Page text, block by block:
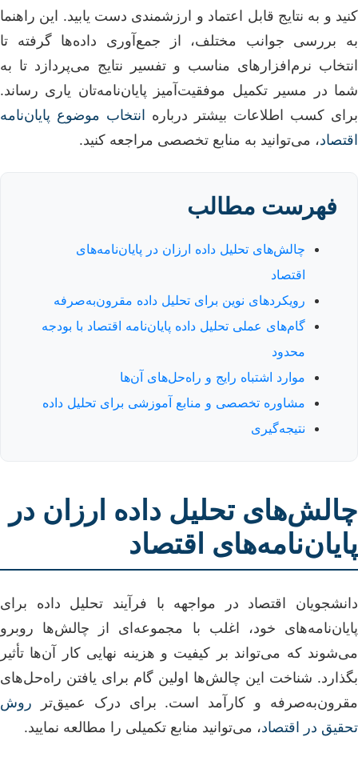
کنید و به نتایج قابل اعتماد و ارزشمندی دست یابید. این راهنما
به بررسی جوانب مختلف، از جمع‌آوری داده‌ها گرفته تا
انتخاب نرم‌افزارهای مناسب و تفسیر نتایج می‌پردازد تا به
شما در مسیر تکمیل موفقیت‌آمیز پایان‌نامه‌تان یاری رساند.
برای کسب اطلاعات بیشتر درباره انتخاب موضوع پایان‌نامه
اقتصاد، می‌توانید به منابع تخصصی مراجعه کنید.
فهرست مطالب
چالش‌های تحلیل داده ارزان در پایان‌نامه‌های
اقتصاد
رویکردهای نوین برای تحلیل داده مقرون‌به‌صرفه
گام‌های عملی تحلیل داده پایان‌نامه اقتصاد با بودجه
محدود
موارد اشتباه رایج و راه‌حل‌های آن‌ها
مشاوره تخصصی و منابع آموزشی برای تحلیل داده
نتیجه‌گیری
چالش‌های تحلیل داده ارزان در
پایان‌نامه‌های اقتصاد
دانشجویان اقتصاد در مواجهه با فرآیند تحلیل داده برای
پایان‌نامه‌های خود، اغلب با مجموعه‌ای از چالش‌ها روبرو
می‌شوند که می‌تواند بر کیفیت و هزینه نهایی کار آن‌ها تأثیر
بگذارد. شناخت این چالش‌ها اولین گام برای یافتن راه‌حل‌های
مقرون‌به‌صرفه و کارآمد است. برای درک عمیق‌تر روش
تحقیق در اقتصاد، می‌توانید منابع تکمیلی را مطالعه نمایید.